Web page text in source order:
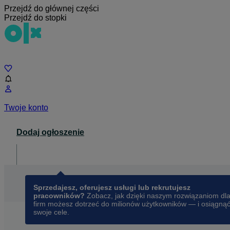
Przejdź do głównej części
Przejdź do stopki
Twoje konto
Dodaj ogłoszenie
Sprzedajesz, oferujesz usługi lub rekrutujesz
pracowników? Zobacz, jak dzięki naszym rozwiązaniom dla
firm możesz dotrzeć do milionów użytkowników — i osiągnąć
swoje cele.